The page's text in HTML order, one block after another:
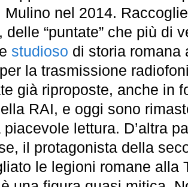
Mulino nel 2014.
delle “puntate” che più di
studioso di storia romana
la trasmissione
già riproposte, anche in
RAI, e oggi sono
piacevole lettura. D’altra
il protagonista della
le legioni romane alla